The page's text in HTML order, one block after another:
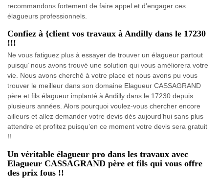
recommandons fortement de faire appel et d’engager ces
élagueurs professionnels.
Confiez à {client vos travaux à Andilly dans le 17230
!!!
Ne vous fatiguez plus à essayer de trouver un élagueur partout
puisqu’ nous avons trouvé une solution qui vous améliorera votre
vie. Nous avons cherché à votre place et nous avons pu vous
trouver le meilleur dans son domaine Elagueur CASSAGRAND
père et fils élagueur implanté à Andilly dans le 17230 depuis
plusieurs années. Alors pourquoi voulez-vous chercher encore
ailleurs et allez demander votre devis dès aujourd’hui sans plus
attendre et profitez puisqu’en ce moment votre devis sera gratuit
!!
Un véritable élagueur pro dans les travaux avec
Elagueur CASSAGRAND père et fils qui vous offre
des prix fous !!